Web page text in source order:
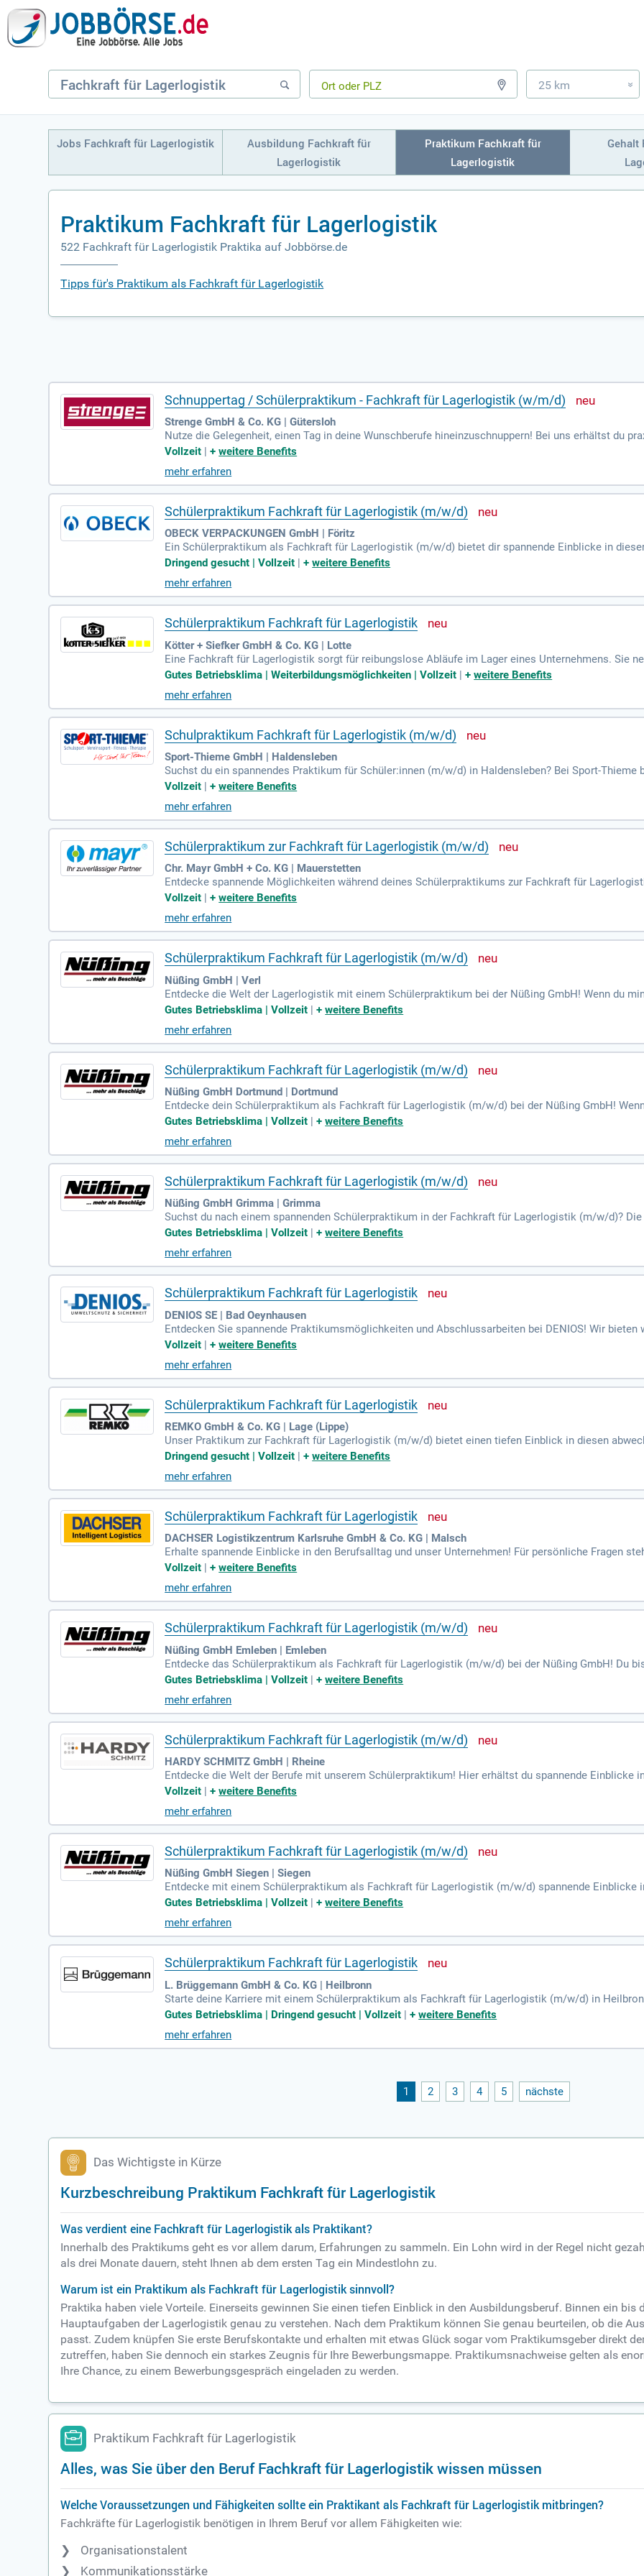
25 km »
Jobs Fachkraft für Lagerlogistik
Ausbildung Fachkraft für
Lagerlogistik
Praktikum Fachkraft für
Lagerlogistik
Gehalt
Praktikum Fachkraft für Lagerlogistik
522 Fachkraft für Lagerlogistik Praktika auf Jobbörse.de
Tipps für's Praktikum als Fachkraft für Lagerlogistik
Schnuppertag / Schülerpraktikum - Fachkraft für Lagerlogistik (w/m/d)
Strenge GmbH & Co. KG | Gütersloh
Nutze die Gelegenheit, einen Tag in deine Wunschberufe hineinzuschnuppern! Bei uns erhältst du
agen und selbstständiges Ausprobieren. Entdecke spannende Optionen wie Kaufmann/-frau für
t, zögere nicht! Sende deine Bewerbungsunterlagen im PDF-Format an Frau Nora Oppitz unter
Vollzeit |+weitere Benefits
mehr erfahren
Schülerpraktikum Fachkraft für Lagerlogistik (m/w/d)
OBECK VERPACKUNGEN GmbH | Föritz
Ein Schülerpraktikum als Fachkraft für Lagerlogistik (m/w/d) bietet dir spannende Einblicke in
Aufgaben der Lagerlogistik kennen und erhältst eine klare Vorstellung von den
es wichtig, den gewünschten Zeitraum anzugeben, um die Planung des Praktikums zu erleichtern.
ungen zu sammeln und deine beruflichen Perspektiven zu erweitern!
Dringend gesucht | Vollzeit |+weitere Benefits
mehr erfahren
Schülerpraktikum Fachkraft für Lagerlogistik
Kötter + Siefker GmbH & Co. KG | Lotte
Eine Fachkraft für Lagerlogistik sorgt für reibungslose Abläufe im Lager eines Unternehmens. Sie
Qualität anhand der Begleitpapiere und sorgen für die korrekte Entladung und Sortierung der Güter.
festgelegten Plätzen, während die Planung der Auslieferungstouren und Auswahl der Versandart
n die Lieferungen zusammen, verpacken die Waren und erstellen notwendige Dokumente wie
ainer, bedienen Gabelstapler und sichern die Fracht. Die Ausbildung dauert drei Jahre, erfordert
Gutes Betriebsklima | Weiterbildungsmöglichkeiten | Vollzeit |+weitere Benefits
mehr erfahren
Schulpraktikum Fachkraft für Lagerlogistik (m/w/d)
Sport-Thieme GmbH | Haldensleben
Suchst du ein spannendes Praktikum für Schüler:innen (m/w/d) in Haldensleben? Bei Sport-
Logistikprozesse in unserem modernen Zentrum und sammle wertvolle Erfahrungen. Verbinde dich
ers und bewirb dich jetzt für dein Praktikum!
Vollzeit |+weitere Benefits
mehr erfahren
Schülerpraktikum zur Fachkraft für Lagerlogistik (m/w/d)
Chr. Mayr GmbH + Co. KG | Mauerstetten
Entdecke spannende Möglichkeiten während deines Schülerpraktikums zur Fachkraft für
rheitsvorkehrungen eingeführt und lernst unser Unternehmen sowie dein zukünftiges Team kennen.
ommissionierst du die Waren mithilfe moderner IT-Systeme unter Beachtung der Kundenwünsche.
m Zielbehälter zugeordnet, bevor sie weitertransportiert wird. Nutze diese Chance, praktische
Vollzeit |+weitere Benefits
mehr erfahren
Schülerpraktikum Fachkraft für Lagerlogistik (m/w/d)
Nüßing GmbH | Verl
Entdecke die Welt der Lagerlogistik mit einem Schülerpraktikum bei der Nüßing GmbH! Wenn du
die Möglichkeit, wertvolle Einblicke in verschiedene Berufsfelder zu gewinnen. Das Praktikum hilft
n ein angenehmes Arbeitsklima. Bewirb dich jetzt und bereite dich optimal auf deine berufliche
arriere als Fachkraft für Lagerlogistik (m/w/d)!
Gutes Betriebsklima | Vollzeit |+weitere Benefits
mehr erfahren
Schülerpraktikum Fachkraft für Lagerlogistik (m/w/d)
Nüßing GmbH Dortmund | Dortmund
Entdecke dein Schülerpraktikum als Fachkraft für Lagerlogistik (m/w/d) bei der Nüßing GmbH!
t, bietet sich dir die ideale Möglichkeit, praxisnahe Einblicke in die Welt des Großhandels zu
ze diese Chance, um wichtige Erfahrungen für deine zukünftige Berufswahl zu sammeln! Bewirb
ma bei uns!
Gutes Betriebsklima | Vollzeit |+weitere Benefits
mehr erfahren
Schülerpraktikum Fachkraft für Lagerlogistik (m/w/d)
Nüßing GmbH Grimma | Grimma
Suchst du nach einem spannenden Schülerpraktikum in der Fachkraft für Lagerlogistik (m/w/d)?
inblicke in verschiedene Berufsfelder zu gewinnen. Wenn du Schüler der Sekundarstufe I bist und
r über vergeben wir Praktikumsplätze, die dir wichtige Erfahrungen für dein zukünftiges Berufsleben
fitiere von einem angenehmen Arbeitsklima!
Gutes Betriebsklima | Vollzeit |+weitere Benefits
mehr erfahren
Schülerpraktikum Fachkraft für Lagerlogistik
DENIOS SE | Bad Oeynhausen
Entdecken Sie spannende Praktikumsmöglichkeiten und Abschlussarbeiten bei DENIOS! Wir
elder und fördern Ihre Entwicklung. Bei längeren Praktika übernehmen unsere PraktikantInnen
bau, Elektrotechnik und Betriebswirtschaftslehre können sich ebenfalls für ein aussichtsreiches
hlussarbeit bewerben. Reichen Sie dazu Ihr Anschreiben, Ihren Lebenslauf und die letzten
Vollzeit |+weitere Benefits
mehr erfahren
Schülerpraktikum Fachkraft für Lagerlogistik
REMKO GmbH & Co. KG | Lage (Lippe)
Unser Praktikum zur Fachkraft für Lagerlogistik (m/w/d) bietet einen tiefen Einblick in diesen
verschiedene Aufgaben kennen und erhalten wertvolle Informationen zu den Ausbildungsinhalten.
nd Themenschwerpunkte dieser Ausbildung näherzubringen. Durch praktische Tätigkeiten können
n. So entwickeln Sie ein klares Verständnis für den Arbeitsalltag als Fachkraft für Lagerlogistik.
en gewünschten Zeitraum an, damit wir Ihr Praktikum effizient planen können.
Dringend gesucht | Vollzeit |+weitere Benefits
mehr erfahren
Schülerpraktikum Fachkraft für Lagerlogistik
DACHSER Logistikzentrum Karlsruhe GmbH & Co. KG | Malsch
Erhalte spannende Einblicke in den Berufsalltag und unser Unternehmen! Für persönliche Fragen
nter education.karlsruhe@dachser.com zur Verfügung. Wir freuen uns auf deine Anfrage!
Vollzeit |+weitere Benefits
mehr erfahren
Schülerpraktikum Fachkraft für Lagerlogistik (m/w/d)
Nüßing GmbH Emleben | Emleben
Entdecke das Schülerpraktikum als Fachkraft für Lagerlogistik (m/w/d) bei der Nüßing GmbH! Du
e I, interessierst dich für spannende Berufsperspektiven und bist in der 9. Klasse oder höher? Dann
volle Einblicke in den Großhandel zu gewinnen und deinen zukünftigen Beruf zu finden. Bewirb dich
mit uns.
Gutes Betriebsklima | Vollzeit |+weitere Benefits
mehr erfahren
Schülerpraktikum Fachkraft für Lagerlogistik (m/w/d)
HARDY SCHMITZ GmbH | Rheine
Entdecke die Welt der Berufe mit unserem Schülerpraktikum! Hier erhältst du spannende Einblicke
h, was deine berufliche Zukunft sein könnte. Du fragst dich, was du beruflich machen möchtest und
hältst du einen Praktikantenpass, eine Beurteilung und eine Urkunde, die deinen Einsatz
ungen zu sammeln und deine beruflichen Ziele zu klären!
Vollzeit |+weitere Benefits
mehr erfahren
Schülerpraktikum Fachkraft für Lagerlogistik (m/w/d)
Nüßing GmbH Siegen | Siegen
Entdecke mit einem Schülerpraktikum als Fachkraft für Lagerlogistik (m/w/d) spannende Einblicke
Schülerin der Sekundarstufe I, in der 9. Klasse oder höher? Nutze die Möglichkeit, verschiedene
b Dich jetzt und starte Deine berufliche Zukunft in einem angenehmen Arbeitsklima!
Gutes Betriebsklima | Vollzeit |+weitere Benefits
mehr erfahren
Schülerpraktikum Fachkraft für Lagerlogistik
L. Brüggemann GmbH & Co. KG | Heilbronn
Starte deine Karriere mit einem Schülerpraktikum als Fachkraft für Lagerlogistik (m/w/d) in
Dir einen Ausbildungsplatz in einem internationalen Unternehmen. Freue Dich auf eine spannende
urchschnittlichen Zusatzleistungen. Wir fördern Deine persönliche Entwicklung und bieten ein
ltest Interesse an Lagerprozessen sowie genaues und sorgfältiges Arbeiten mitbringen. Wenn Du
rb Dich jetzt für ein unvergessliches Praktikum!
Gutes Betriebsklima | Dringend gesucht | Vollzeit |+weitere Benefits
mehr erfahren
1 2 3 4 5 nächste
Das Wichtigste in Kürze
Kurzbeschreibung Praktikum Fachkraft für Lagerlogistik
Was verdient eine Fachkraft für Lagerlogistik als Praktikant?
Innerhalb des Praktikums geht es vor allem darum, Erfahrungen zu sammeln. Ein Lohn wird in der Regel nicht
als drei Monate dauern, steht Ihnen ab dem ersten Tag ein Mindestlohn zu.
Warum ist ein Praktikum als Fachkraft für Lagerlogistik sinnvoll?
Praktika haben viele Vorteile. Einerseits gewinnen Sie einen tiefen Einblick in den Ausbildungsberuf. Binnen ein bis
Hauptaufgaben der Lagerlogistik genau zu verstehen. Nach dem Praktikum können Sie genau beurteilen, ob die
passt. Zudem knüpfen Sie erste Berufskontakte und erhalten mit etwas Glück sogar vom Praktikumsgeber direkt
zutreffen, haben Sie dennoch ein starkes Zeugnis für Ihre Bewerbungsmappe. Praktikumsnachweise gelten als
Ihre Chance, zu einem Bewerbungsgespräch eingeladen zu werden.
Praktikum Fachkraft für Lagerlogistik
Alles, was Sie über den Beruf Fachkraft für Lagerlogistik wissen müssen
Welche Voraussetzungen und Fähigkeiten sollte ein Praktikant als Fachkraft für Lagerlogistik mitbringen?
Fachkräfte für Lagerlogistik benötigen in Ihrem Beruf vor allem Fähigkeiten wie:
Organisationstalent
Kommunikationsstärke